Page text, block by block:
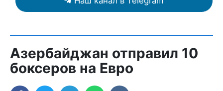
Азербайджан отправил 10
боксеров на Евро